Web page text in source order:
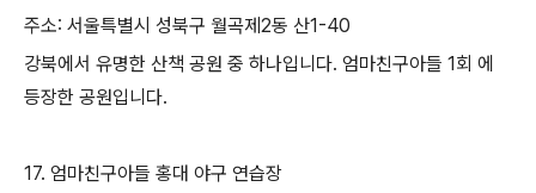
주소: 서울특별시 성북구 월곡제2동 산1-40
강북에서 유명한 산책 공원 중 하나입니다. 엄마친구아들 1회 에
등장한 공원입니다.
17. 엄마친구아들 홍대 야구 연습장